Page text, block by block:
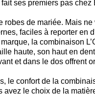
ses premiers pas chez
de mariée. Mais
faciles à reporter en
la combinaison
haute, son haut en
et dans le dos offrent
le confort de la
le choix de la